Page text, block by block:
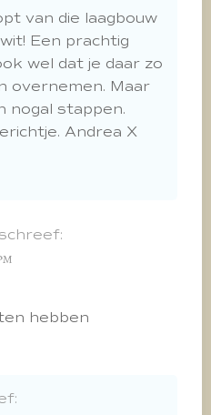
van die laagbouw
Een prachtig
wel dat je daar zo
overnemen. Maar
nogal stappen.
Andrea X
hebben